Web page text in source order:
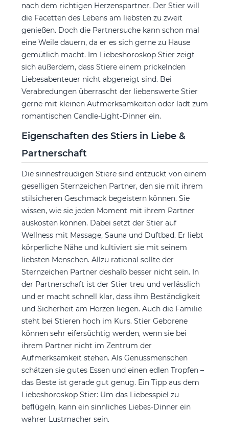
nach dem richtigen Herzenspartner. Der Stier will
die Facetten des Lebens am liebsten zu zweit
genießen. Doch die Partnersuche kann schon mal
eine Weile dauern, da er es sich gerne zu Hause
gemütlich macht. Im Liebeshoroskop Stier zeigt
sich außerdem, dass Stiere einem prickelnden
Liebesabenteuer nicht abgeneigt sind. Bei
Verabredungen überrascht der liebenswerte Stier
gerne mit kleinen Aufmerksamkeiten oder lädt zum
romantischen Candle-Light-Dinner ein.
Eigenschaften des Stiers in Liebe &
Partnerschaft
Die sinnesfreudigen Stiere sind entzückt von einem
geselligen Sternzeichen Partner, den sie mit ihrem
stilsicheren Geschmack begeistern können. Sie
wissen, wie sie jeden Moment mit ihrem Partner
auskosten können. Dabei setzt der Stier auf
Wellness mit Massage, Sauna und Duftbad. Er liebt
körperliche Nähe und kultiviert sie mit seinem
liebsten Menschen. Allzu rational sollte der
Sternzeichen Partner deshalb besser nicht sein. In
der Partnerschaft ist der Stier treu und verlässlich
und er macht schnell klar, dass ihm Beständigkeit
und Sicherheit am Herzen liegen. Auch die Familie
steht bei Stieren hoch im Kurs. Stier Geborene
können sehr eifersüchtig werden, wenn sie bei
ihrem Partner nicht im Zentrum der
Aufmerksamkeit stehen. Als Genussmenschen
schätzen sie gutes Essen und einen edlen Tropfen –
das Beste ist gerade gut genug. Ein Tipp aus dem
Liebeshoroskop Stier: Um das Liebesspiel zu
beflügeln, kann ein sinnliches Liebes-Dinner ein
wahrer Lustmacher sein.